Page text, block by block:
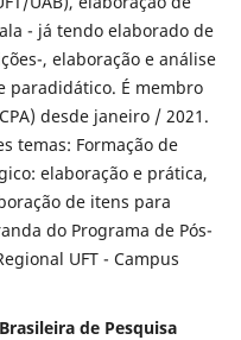
- já tendo elaborado de
, elaboração e análise
paradidático. É membro
desde janeiro / 2021.
temas: Formação de
elaboração e prática,
de itens para
do Programa de Pós-
UFT - Campus
de Pesquisa